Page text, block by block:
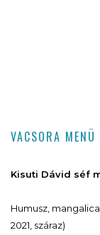
VACSORA
Kisuti Dávid séf
Humusz,
2021, száraz)